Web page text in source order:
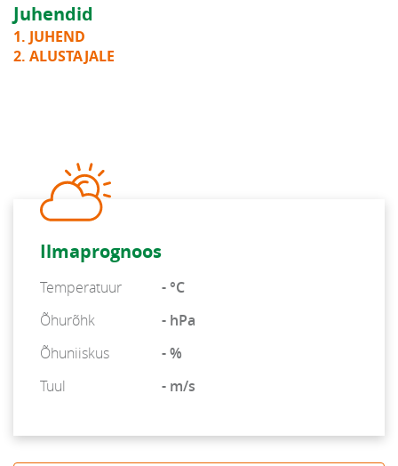
Juhendid
1. JUHEND
2. ALUSTAJALE
Ilmaprognoos
Temperatuur
- °C
Õhurõhk
- hPa
Õhuniiskus
- %
Tuul
- m/s